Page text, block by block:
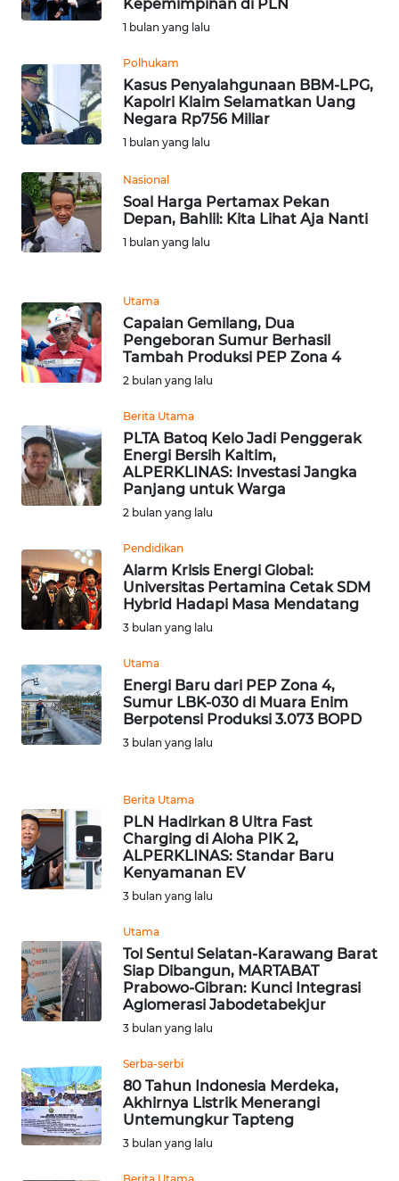
Kepemimpinan di PLN
1 bulan yang lalu
Polhukam
Kasus Penyalahgunaan BBM-LPG,
Kapolri Klaim Selamatkan Uang
Negara Rp756 Miliar
1 bulan yang lalu
Nasional
Soal Harga Pertamax Pekan
Depan, Bahlil: Kita Lihat Aja Nanti
1 bulan yang lalu
Utama
Capaian Gemilang, Dua
Pengeboran Sumur Berhasil
Tambah Produksi PEP Zona 4
2 bulan yang lalu
Berita Utama
PLTA Batoq Kelo Jadi Penggerak
Energi Bersih Kaltim,
ALPERKLINAS: Investasi Jangka
Panjang untuk Warga
2 bulan yang lalu
Pendidikan
Alarm Krisis Energi Global:
Universitas Pertamina Cetak SDM
Hybrid Hadapi Masa Mendatang
3 bulan yang lalu
Utama
Energi Baru dari PEP Zona 4,
Sumur LBK-030 di Muara Enim
Berpotensi Produksi 3.073 BOPD
3 bulan yang lalu
Berita Utama
PLN Hadirkan 8 Ultra Fast
Charging di Aloha PIK 2,
ALPERKLINAS: Standar Baru
Kenyamanan EV
3 bulan yang lalu
Utama
Tol Sentul Selatan-Karawang Barat
Siap Dibangun, MARTABAT
Prabowo-Gibran: Kunci Integrasi
Aglomerasi Jabodetabekjur
3 bulan yang lalu
Serba-serbi
80 Tahun Indonesia Merdeka,
Akhirnya Listrik Menerangi
Untemungkur Tapteng
3 bulan yang lalu
IKLAN
TENTANG
KAMI
PEDOMAN
MEDIA
SIBER
KARIR
DISCLAIMER
Regional
WN
SUMUT
WN
JAKARTA
WN
JABAR
WN
BANTEN
WN
WN
KEPRI
WN
WN
PAPUA
BARAT
WN
SERAMBI